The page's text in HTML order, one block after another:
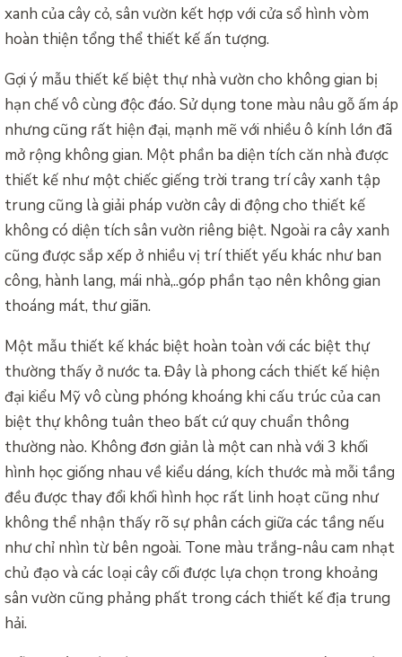
xanh của cây cỏ, sân vườn kết hợp với cửa sổ hình vòm
hoàn thiện tổng thể thiết kế ấn tượng.
Gợi ý mẫu thiết kế biệt thự nhà vườn cho không gian bị
hạn chế vô cùng độc đáo. Sử dụng tone màu nâu gỗ ấm áp
nhưng cũng rất hiện đại, mạnh mẽ với nhiều ô kính lớn đã
mở rộng không gian. Một phần ba diện tích căn nhà được
thiết kế như một chiếc giếng trời trang trí cây xanh tập
trung cũng là giải pháp vườn cây di động cho thiết kế
không có diện tích sân vườn riêng biệt. Ngoài ra cây xanh
cũng được sắp xếp ở nhiều vị trí thiết yếu khác như ban
công, hành lang, mái nhà,..góp phần tạo nên không gian
thoáng mát, thư giãn.
Một mẫu thiết kế khác biệt hoàn toàn với các biệt thự
thường thấy ở nước ta. Đây là phong cách thiết kế hiện
đại kiểu Mỹ vô cùng phóng khoáng khi cấu trúc của can
biệt thự không tuân theo bất cứ quy chuẩn thông
thường nào. Không đơn giản là một can nhà với 3 khối
hình học giống nhau về kiểu dáng, kích thước mà mỗi tầng
đều được thay đổi khối hình học rất linh hoạt cũng như
không thể nhận thấy rõ sự phân cách giữa các tầng nếu
như chỉ nhìn từ bên ngoài. Tone màu trắng-nâu cam nhạt
chủ đạo và các loại cây cối được lựa chọn trong khoảng
sân vườn cũng phảng phất trong cách thiết kế địa trung
hải.